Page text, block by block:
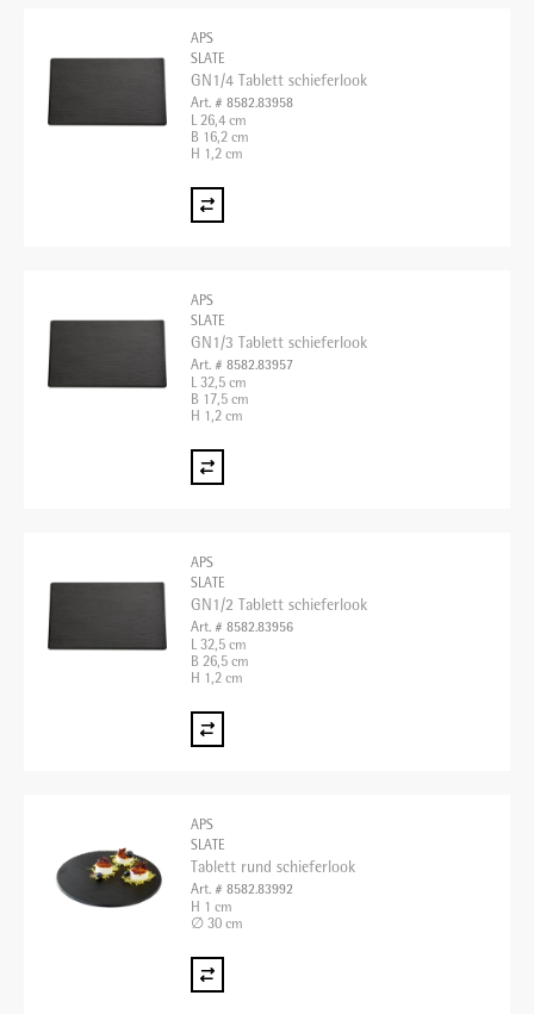
APS
SLATE
GN1/4 Tablett schieferlook
Art. # 8582.83958
L 26,4 cm
B 16,2 cm
H 1,2 cm
APS
SLATE
GN1/3 Tablett schieferlook
Art. # 8582.83957
L 32,5 cm
B 17,5 cm
H 1,2 cm
APS
SLATE
GN1/2 Tablett schieferlook
Art. # 8582.83956
L 32,5 cm
B 26,5 cm
H 1,2 cm
APS
SLATE
Tablett rund schieferlook
Art. # 8582.83992
H 1 cm
∅ 30 cm